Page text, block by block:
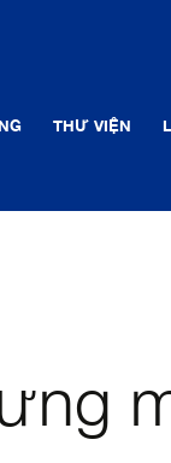
THƯ VIỆN